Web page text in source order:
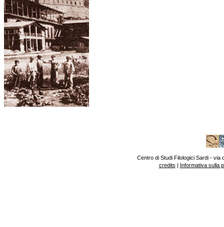
Centro di Studi Filologici Sardi - via
credits | Informativa sulla